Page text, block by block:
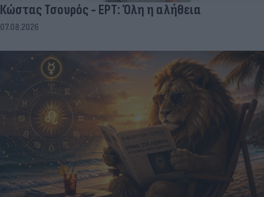
Κώστας Τσουρός - ΕΡΤ: Όλη η αλήθεια
07.08.2026